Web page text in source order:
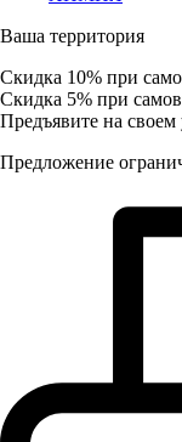
Ваша территория
Скидка 10% при
Скидка 5% при
Предъявите на своем
Предложение